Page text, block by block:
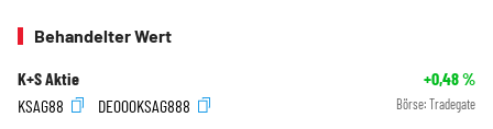
Behandelter Wert
K+S Aktie +0,48%
KSAG88
DE000KSAG888 Börse: Tradegate